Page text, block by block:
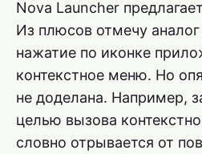
Nova Launcher
Из плюсов отмечу
нажатие по иконке
контекстное меню. Но
не доделана. Например,
целью вызова
словно отрывается от